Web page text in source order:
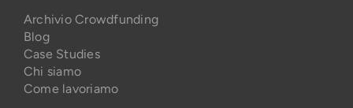
Archivio Crowdfunding
Blog
Case Studies
Chi siamo
Come lavoriamo